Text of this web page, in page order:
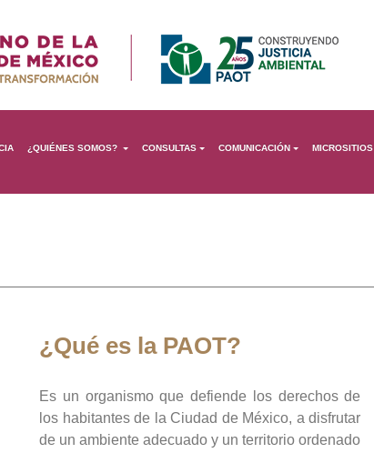
¿QUIÉNES SOMOS? CONSULTAS COMUNICACIÓN MICROSITIOS
¿Qué es la PAOT?
Es un organismo que defiende los derechos de
los habitantes de la Ciudad de México, a disfrutar
de un ambiente adecuado y un territorio ordenado